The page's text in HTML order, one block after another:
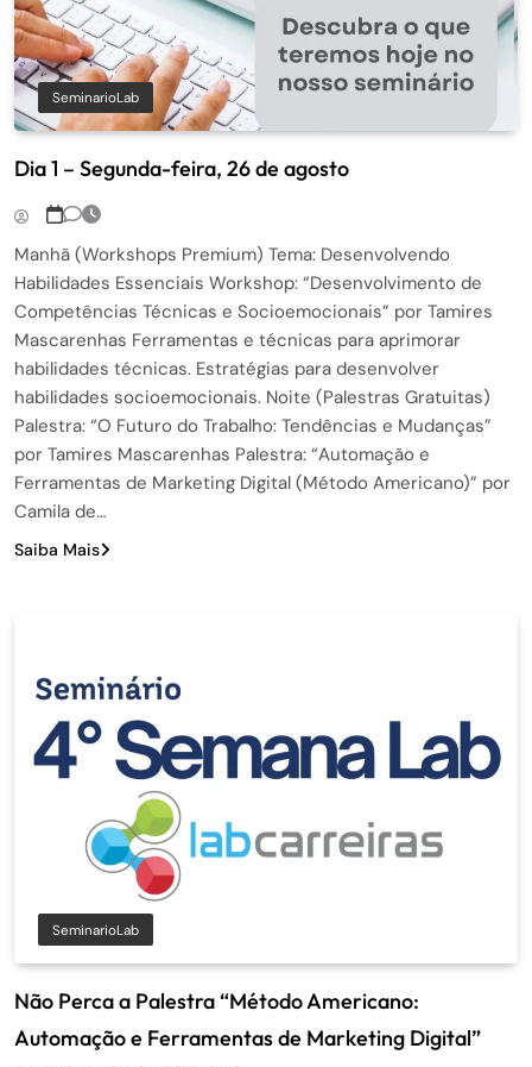
SeminarioLab
Dia 1 – Segunda-feira, 26 de agosto
Manhã (Workshops Premium) Tema: Desenvolvendo
Habilidades Essenciais Workshop: “Desenvolvimento de
Competências Técnicas e Socioemocionais” por Tamires
Mascarenhas Ferramentas e técnicas para aprimorar
habilidades técnicas. Estratégias para desenvolver
habilidades socioemocionais. Noite (Palestras Gratuitas)
Palestra: “O Futuro do Trabalho: Tendências e Mudanças”
por Tamires Mascarenhas Palestra: “Automação e
Ferramentas de Marketing Digital (Método Americano)” por
Camila de…
Saiba Mais
SeminarioLab
Não Perca a Palestra “Método Americano:
Automação e Ferramentas de Marketing Digital”